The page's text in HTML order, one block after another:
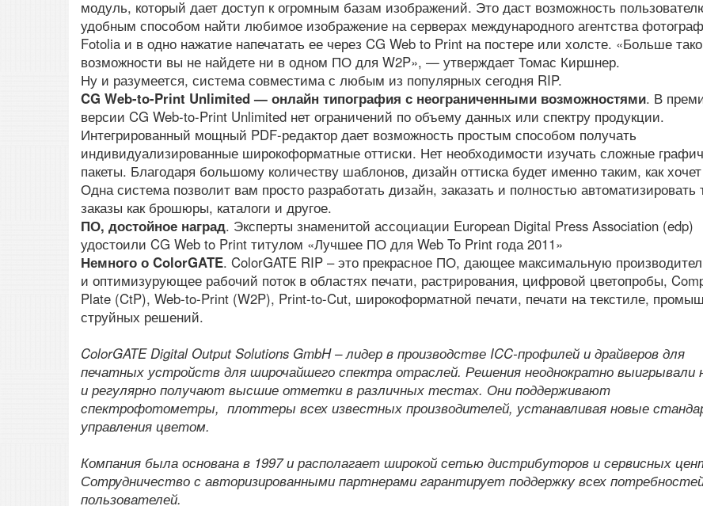
модуль, который дает доступ к огромным базам изображений. Это даст возможность
удобным способом найти любимое изображение на серверах международного агентства
Fotolia и в одно нажатие напечатать ее через CG Web to Print на постере или холсте. «Больше
возможности вы не найдете ни в одном ПО для W2P», — утверждает Томас Киршнер.
Ну и разумеется, система совместима с любым из популярных сегодня RIP.
CG Web-to-Print Unlimited — онлайн типография с неограниченными возможностями. В
версии CG Web-to-Print Unlimited нет ограничений по объему данных или спектру продукции.
Интегрированный мощный PDF-редактор дает возможность простым способом получать
индивидуализированные широкоформатные оттиски. Нет необходимости изучать сложные
пакеты. Благодаря большому количеству шаблонов, дизайн оттиска будет именно таким, как
Одна система позволит вам просто разработать дизайн, заказать и полностью автоматизировать
заказы как брошюры, каталоги и другое.
ПО, достойное наград. Эксперты знаменитой ассоциации European Digital Press Association (edp)
удостоили CG Web to Print титулом «Лучшее ПО для Web To Print года 2011»
Немного о ColorGATE. ColorGATE RIP – это прекрасное ПО, дающее максимальную
и оптимизурующее рабочий поток в областях печати, растрирования, цифровой цветопробы,
Plate (CtP), Web-to-Print (W2P), Print-to-Cut, широкоформатной печати, печати на текстиле,
струйных решений.
ColorGATE Digital Output Solutions GmbH – лидер в производстве ICC-профилей и драйверов для
печатных устройств для широчайшего спектра отраслей. Решения неоднократно выигрывали
и регулярно получают высшие отметки в различных тестах. Они поддерживают
спектрофотометры, плоттеры всех известных производителей, устанавливая новые
управления цветом.
Компания была основана в 1997 и располагает широкой сетью дистрибуторов и сервисных
Сотрудничество с авторизированными партнерами гарантирует поддержку всех
пользователей.